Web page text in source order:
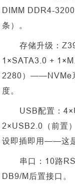
DIMM DDR4-
条）。
存储升级：
1×SATA3.0 +
2280）——NVMe
度。
USB配置：
2×USB2.0（前置
设即插即用——这
串口： 10路
DB9/M后置接口。